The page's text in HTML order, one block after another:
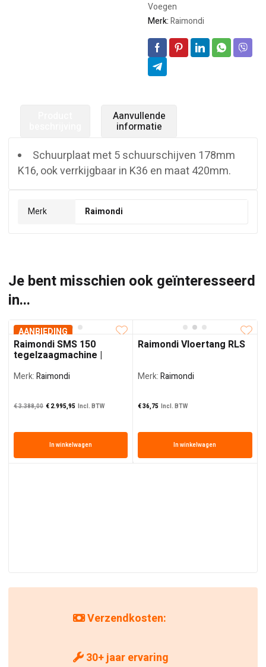
Voegen
Merk:Raimondi
Aanvullende
informatie
Schuurplaat met 5 schuurschijven 178mm
K16, ook verrkijgbaar in K36 en maat 420mm.
Merk Raimondi
Je bent misschien ook geïnteresseerd
in...
AANBIEDING
Raimondi SMS 150
tegelzaagmachine |
€3.388,00 Oorspronkelijke prijs was: € 3.388,00€
€ 2.995,95De huidige prijs is: € 2.995,95€ 2.475,99.
Incl. BTW
In winkelwagen
Merk:Raimondi
Raimondi Vloertang RLS
€36,75 Incl. BTW
In winkelwagen
Merk:Raimondi
Verzendkosten:
30+ jaar ervaring